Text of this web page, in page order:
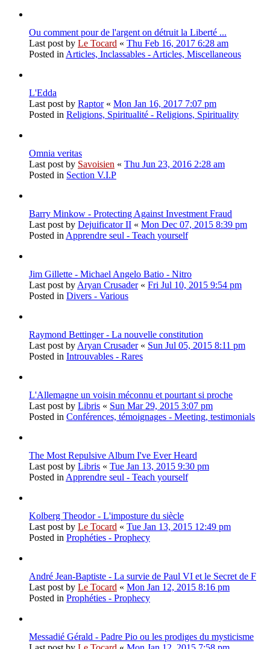
Ou comment pour de l'argent on détruit la Liberté ...
Last post by Le Tocard « Thu Feb 16, 2017 6:28 am
Posted in Articles, Inclassables - Articles, Miscellaneous
L'Edda
Last post by Raptor« Mon Jan 16, 2017 7:07 pm
Posted in Religions, Spiritualité - Religions, Spirituality
Omnia veritas
Last post by Savoisien « Thu Jun 23, 2016 2:28 am
Posted in Section V.I.P
Barry Minkow - Protecting Against Investment Fraud
Last post by Dejuificator II « Mon Dec 07, 2015 8:39 pm
Posted in Apprendre seul - Teach yourself
Jim Gillette - Michael Angelo Batio - Nitro
Last post by Aryan Crusader« Fri Jul 10, 2015 9:54 pm
Posted in Divers - Various
Raymond Bettinger - La nouvelle constitution
Last post by Aryan Crusader« Sun Jul 05, 2015 8:11 pm
Posted in Introuvables - Rares
L'Allemagne un voisin méconnu et pourtant si proche
Last post by Libris « Sun Mar 29, 2015 3:07 pm
Posted in Conférences, témoignages - Meeting, testimonials
The Most Repulsive Album I've Ever Heard
Last post by Libris « Tue Jan 13, 2015 9:30 pm
Posted in Apprendre seul - Teach yourself
Kolberg Theodor - L'imposture du siècle
Last post by Le Tocard « Tue Jan 13, 2015 12:49 pm
Posted in Prophéties - Prophecy
André Jean-Baptiste - La survie de Paul VI et le Secret de F
Last post by Le Tocard « Mon Jan 12, 2015 8:16 pm
Posted in Prophéties - Prophecy
Messadié Gérald - Padre Pio ou les prodiges du mysticisme